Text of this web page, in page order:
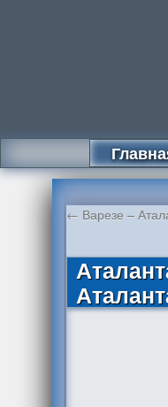
← Варезе –